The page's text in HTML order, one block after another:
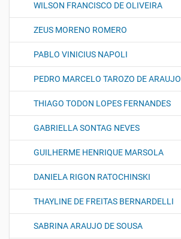
WILSON FRANCISCO DE OLIVEIRA
ZEUS MORENO ROMERO
PABLO VINICIUS NAPOLI
PEDRO MARCELO TAROZO DE ARAUJO
THIAGO TODON LOPES FERNANDES
GABRIELLA SONTAG NEVES
GUILHERME HENRIQUE MARSOLA
DANIELA RIGON RATOCHINSKI
THAYLINE DE FREITAS BERNARDELLI
SABRINA ARAUJO DE SOUSA